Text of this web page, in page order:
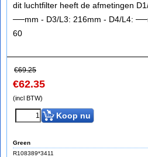
dit luchtfilter heeft de afmetingen
──mm - D3/L3: 216mm - D4/L4:
60
€69.25
€62.35
(incl BTW)
Koop nu
Green
R108389*3411